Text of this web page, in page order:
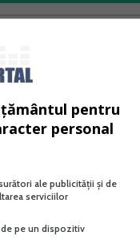
(cod 40) si
ale Ministerului
nationale de
pentru
personal
ale publicității și de
serviciilor
pe un dispozitiv